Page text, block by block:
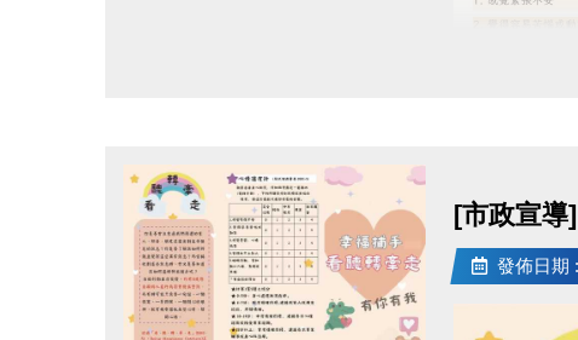
7-8級藍色
4-6級黃色
1-3級紅色布
[市政宣
發佈日期